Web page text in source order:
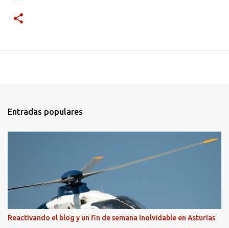
Entradas populares
Reactivando el blog y un fin de semana inolvidable en Asturias